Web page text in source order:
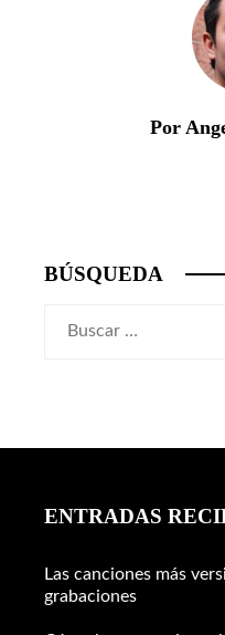
Por
BÚSQUEDA
ENTRADAS
Las canciones más
grabaciones